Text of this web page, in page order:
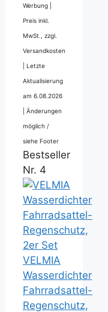
Werbung |
Preis inkl.
MwSt., zzgl.
Versandkosten
Letzte
Aktualisierung
am 6.08.2026
Änderungen
möglich /
siehe Footer
Bestseller
Nr. 4
VELMIA
Wasserdichter
Fahrradsattel-
Regenschutz,